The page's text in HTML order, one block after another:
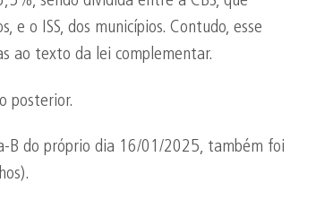
e o ISS, dos municípios. Contudo, esse
ao texto da lei complementar.
posterior.
B do próprio dia 16/01/2025, também foi